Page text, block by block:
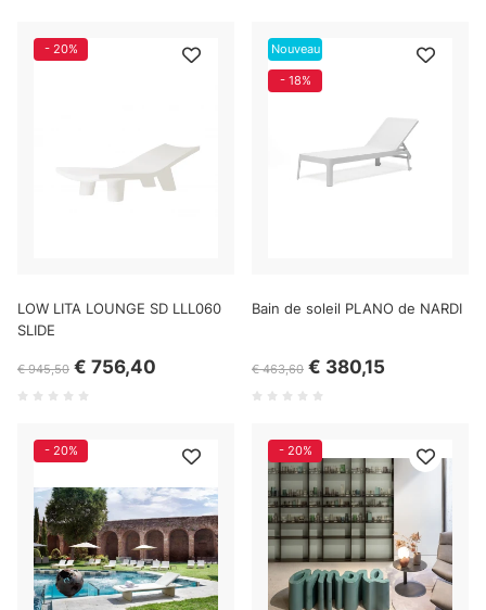
- 20%
LOW LITA LOUNGE SD LLL060
SLIDE
€ 945,50 € 756,40
Nouveau
- 18%
Bain de soleil PLANO de NARDI
€ 463,60 € 380,15
- 20% - 20%